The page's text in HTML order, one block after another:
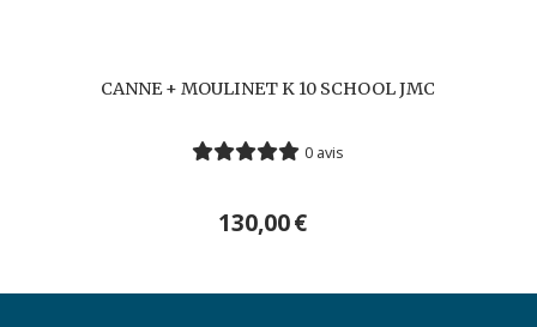
CANNE + MOULINET K 10 SCHOOL JMC
0 avis
130,00€